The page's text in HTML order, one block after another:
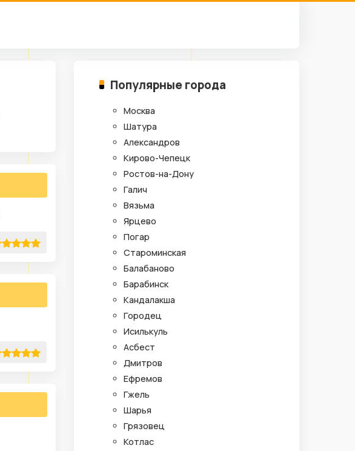
Популярные города
Москва
Шатура
Александров
Кирово-Чепецк
Ростов-на-Дону
Галич
Вязьма
Ярцево
Погар
Староминская
Балабаново
Барабинск
Кандалакша
Городец
Исилькуль
Асбест
Дмитров
Ефремов
Гжель
Шарья
Грязовец
Котлас